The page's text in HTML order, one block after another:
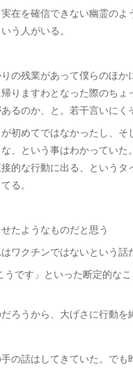
在を確信できない幽霊の
う人がいる。
の残業があって僕らのほか
りますわとなった際のち
るのか、と。若干言いにく
初めてではなかったし、
、という事はわかってい
的な行動に出る、という
る。
たようなものだと思う
ワクチンではないという話
うです」といった断定的な
ろうから、大げさに行動
の話はしてきていた。で